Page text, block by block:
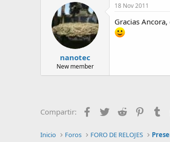
nanotec
New member
18 Nov 2011
Gracias
Compartir: Facebook
Twitter Reddit
Inicio Foros FORO DE RELOJES